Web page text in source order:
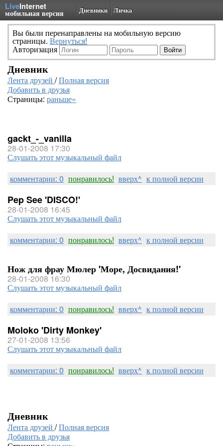
LiveInternet
мобильная версия Дневники Личка
Вы были перенаправлены на мобильную версию
страницы. Вернуться!
Авторизация
Дневник
Лента друзей /Полная версия
Добавить в друзья
Страницы: раньше»
gackt_-_vanilla
28-01-2008 17:30
Слушать этот музыкальный файл
комментарии: 0 понравилось! вверх^ к полной версии
Pep See 'DISCO!'
28-01-2008 16:45
Слушать этот музыкальный файл
комментарии: 0 понравилось! вверх^ к полной версии
Нож для фрау Мюлер 'Море, Досвидания!'
28-01-2008 16:30
Слушать этот музыкальный файл
комментарии: 0 понравилось! вверх^ к полной версии
Moloko 'Dirty Monkey'
27-01-2008 13:56
Слушать этот музыкальный файл
комментарии: 0 понравилось! вверх^ к полной версии
Дневник
Лента друзей /Полная версия
Добавить в друзья